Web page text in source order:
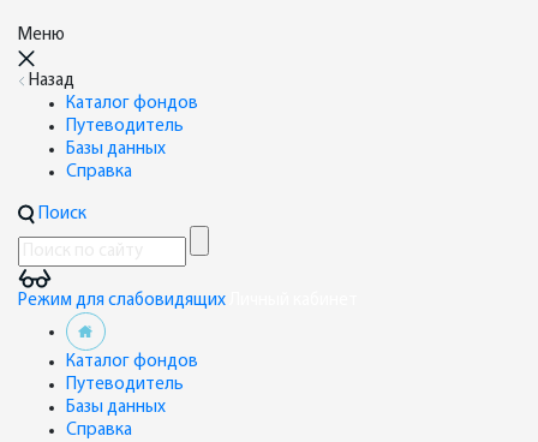
Меню
Назад
Каталог фондов
Путеводитель
Базы данных
Справка
Поиск
Режим для слабовидящих
Каталог фондов
Путеводитель
Базы данных
Справка